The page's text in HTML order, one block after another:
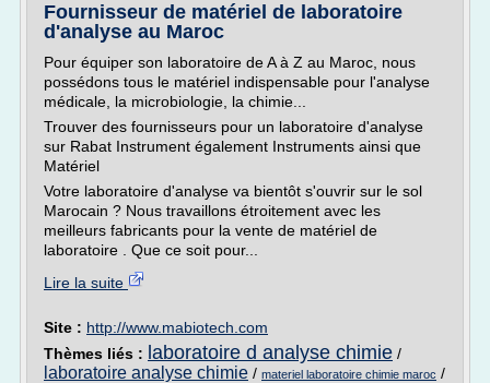
Fournisseur de matériel de laboratoire
d'analyse au Maroc
Pour équiper son laboratoire de A à Z au Maroc, nous
possédons tous le matériel indispensable pour l'analyse
médicale, la microbiologie, la chimie...
Trouver des fournisseurs pour un laboratoire d'analyse
sur Rabat Instrument également Instruments ainsi que
Matériel
Votre laboratoire d'analyse va bientôt s'ouvrir sur le sol
Marocain ? Nous travaillons étroitement avec les
meilleurs fabricants pour la vente de matériel de
laboratoire . Que ce soit pour...
Lire la suite
Site : http://www.mabiotech.com
Thèmes liés : laboratoire d analyse chimie /
laboratoire analyse chimie / materiel laboratoire chimie maroc /